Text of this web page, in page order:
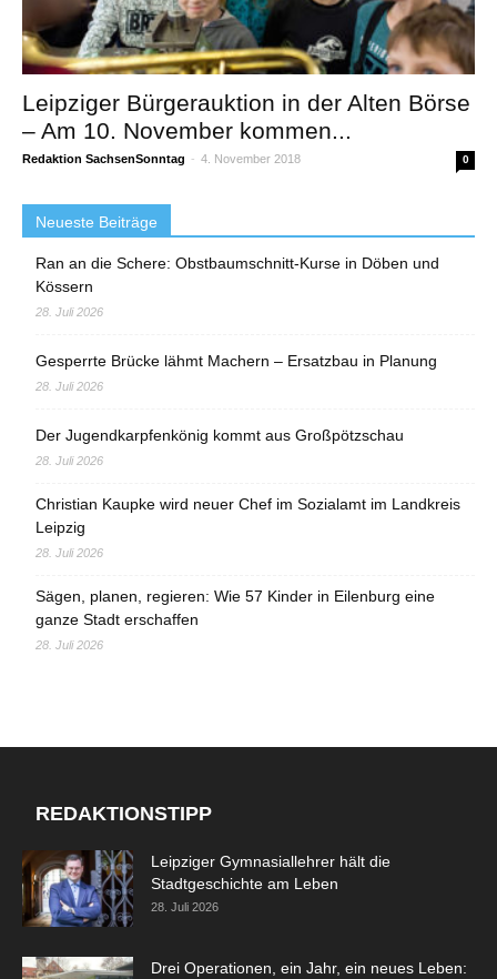
Leipziger Bürgerauktion in der Alten Börse
– Am 10. November kommen...
Redaktion SachsenSonntag - 4. November 2018 0
Neueste Beiträge
Ran an die Schere: Obstbaumschnitt-Kurse in Döben und
Kössern
28. Juli 2026
Gesperrte Brücke lähmt Machern – Ersatzbau in Planung
28. Juli 2026
Der Jugendkarpfenkönig kommt aus Großpötzschau
28. Juli 2026
Christian Kaupke wird neuer Chef im Sozialamt im Landkreis
Leipzig
28. Juli 2026
Sägen, planen, regieren: Wie 57 Kinder in Eilenburg eine
ganze Stadt erschaffen
28. Juli 2026
REDAKTIONSTIPP
Leipziger Gymnasiallehrer hält die
Stadtgeschichte am Leben
28. Juli 2026
Drei Operationen, ein Jahr, ein neues Leben: